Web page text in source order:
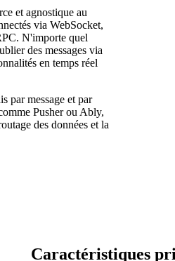
et agnostique au
via WebSocket,
N'importe quel
des messages via
en temps réel
par message et par
Pusher ou Ably,
des données et la
Caractéristiques